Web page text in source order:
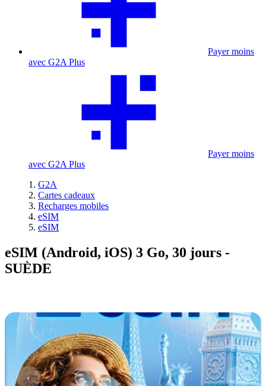
Payer moins
avec G2A Plus
Payer moins
avec G2A Plus
G2A
Cartes cadeaux
Recharges mobiles
eSIM
eSIM
eSIM (Android, iOS) 3 Go, 30 jours -
SUÈDE